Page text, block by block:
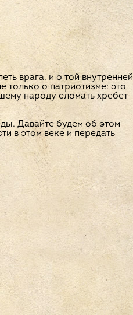
врага, и о той внутренней
только о патриотизме: это
народу сломать хребет
Давайте будем об этом
в этом веке и передать